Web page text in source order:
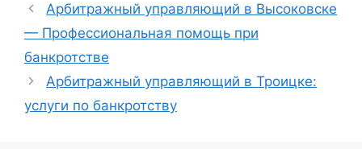
Арбитражный управляющий в Высоковске
— Профессиональная помощь при
банкротстве
Арбитражный управляющий в Троицке:
услуги по банкротству